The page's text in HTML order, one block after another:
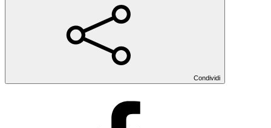
Condividi